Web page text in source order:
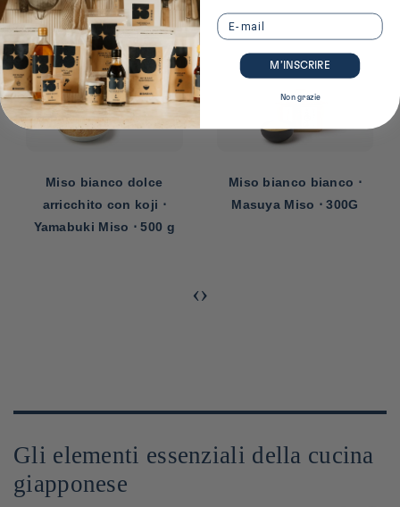
Miso bianco bianco ⋅
Masuya Miso ⋅ 300G
Miscela di miso bianco e
rosso di Hakone Awase
‹›
Gli elementi essenziali della cucina
giapponese
Email
M’INSCRIRE
Non grazie